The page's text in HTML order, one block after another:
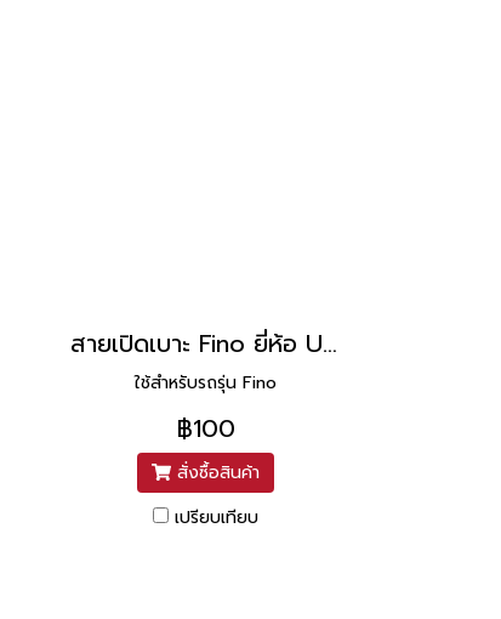
สายเปิดเบาะ Fino ยี่ห้อ UNF
ใช้สำหรับรถรุ่น Fino
฿100
สั่งซื้อสินค้า
เปรียบเทียบ